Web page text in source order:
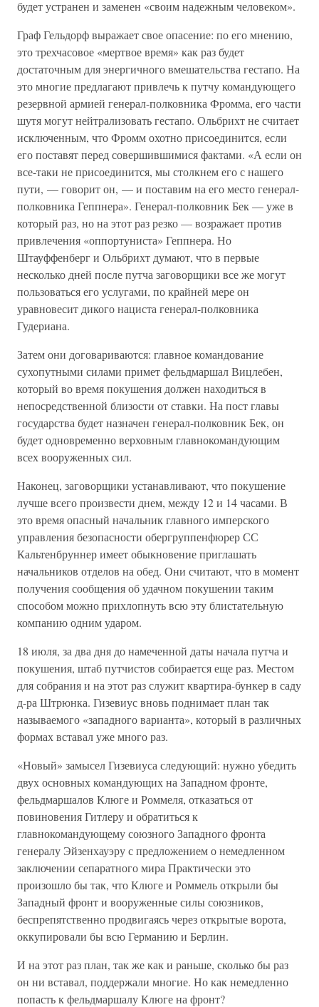
будет устранен и заменен «своим надежным человеком».
Граф Гельдорф выражает свое опасение: по его мнению,
это трехчасовое «мертвое время» как раз будет
достаточным для энергичного вмешательства гестапо. На
это многие предлагают привлечь к путчу командующего
резервной армией генерал-полковника Фромма, его части
шутя могут нейтрализовать гестапо. Ольбрихт не считает
исключенным, что Фромм охотно присоединится, если
его поставят перед совершившимися фактами. «А если он
все-таки не присоединится, мы столкнем его с нашего
пути, — говорит он, — и поставим на его место генерал-
полковника Геппнера». Генерал-полковник Бек — уже в
который раз, но на этот раз резко — возражает против
привлечения «оппортуниста» Геппнера. Но
Штауффенберг и Ольбрихт думают, что в первые
несколько дней после путча заговорщики все же могут
пользоваться его услугами, по крайней мере он
уравновесит дикого нациста генерал-полковника
Гудериана.
Затем они договариваются: главное командование
сухопутными силами примет фельдмаршал Вицлебен,
который во время покушения должен находиться в
непосредственной близости от ставки. На пост главы
государства будет назначен генерал-полковник Бек, он
будет одновременно верховным главнокомандующим
всех вооруженных сил.
Наконец, заговорщики устанавливают, что покушение
лучше всего произвести днем, между 12 и 14 часами. В
это время опасный начальник главного имперского
управления безопасности обергруппенфюрер СС
Кальтенбруннер имеет обыкновение приглашать
начальников отделов на обед. Они считают, что в момент
получения сообщения об удачном покушении таким
способом можно прихлопнуть всю эту блистательную
компанию одним ударом.
18 июля, за два дня до намеченной даты начала путча и
покушения, штаб путчистов собирается еще раз. Местом
для собрания и на этот раз служит квартира-бункер в саду
д-ра Штрюнка. Гизевиус вновь поднимает план так
называемого «западного варианта», который в различных
формах вставал уже много раз.
«Новый» замысел Гизевиуса следующий: нужно убедить
двух основных командующих на Западном фронте,
фельдмаршалов Клюге и Роммеля, отказаться от
повиновения Гитлеру и обратиться к
главнокомандующему союзного Западного фронта
генералу Эйзенхауэру с предложением о немедленном
заключении сепаратного мира Практически это
произошло бы так, что Клюге и Роммель открыли бы
Западный фронт и вооруженные силы союзников,
беспрепятственно продвигаясь через открытые ворота,
оккупировали бы всю Германию и Берлин.
И на этот раз план, так же как и раньше, сколько бы раз
он ни вставал, поддержали многие. Но как немедленно
попасть к фельдмаршалу Клюге на фронт?